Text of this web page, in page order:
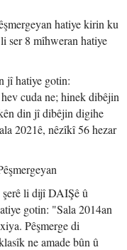
hatiye kirin ku
ser 8 mîhweran hatiye
jî hatiye gotin:
cuda ne; hinek dibêjin
din jî dibêjin digihe
2021ê, nêzîkî 56 hezar
şerê li dijî DAIŞê û
gotin: "Sala 2014an
Pêşmerge di
ne amade bûn û